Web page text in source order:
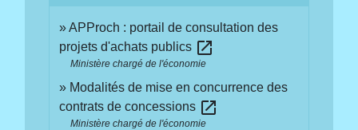
APProch : portail de consultation des
projets d'achats publics open_in_new
Ministère chargé de l'économie
Modalités de mise en concurrence des
contrats de concessions open_in_new
Ministère chargé de l'économie